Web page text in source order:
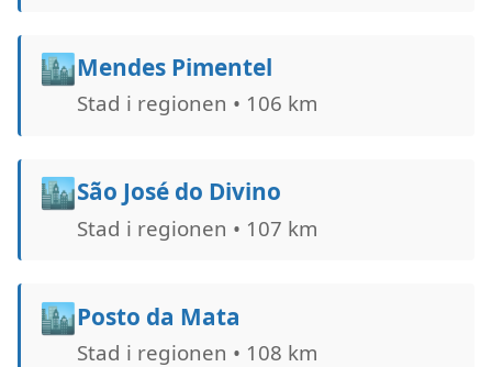
🏙️Mendes Pimentel
Stad i regionen • 106 km
🏙️São José do Divino
Stad i regionen • 107 km
🏙️Posto da Mata
Stad i regionen • 108 km